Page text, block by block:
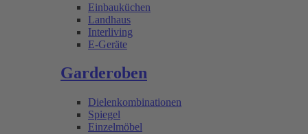
Einbauküchen
Landhaus
Interliving
E-Geräte
Garderoben
Dielenkombinationen
Spiegel
Einzelmöbel